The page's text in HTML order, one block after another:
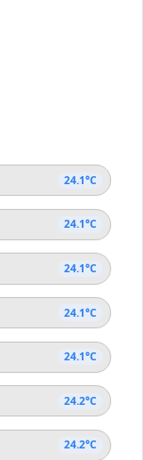
24.1°C
24.1°C
24.1°C
24.1°C
24.1°C
24.2°C
24.2°C